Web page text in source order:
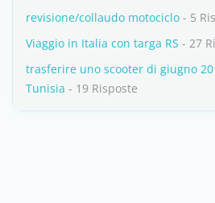
revisione/collaudo motociclo - 5
Viaggio in Italia con targa RS - 27
trasferire uno scooter di giugno
Tunisia - 19 Risposte